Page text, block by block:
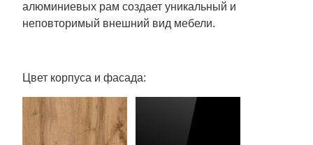
алюминиевых рам создает уникальный и
неповторимый внешний вид мебели.
Цвет корпуса и фасада: